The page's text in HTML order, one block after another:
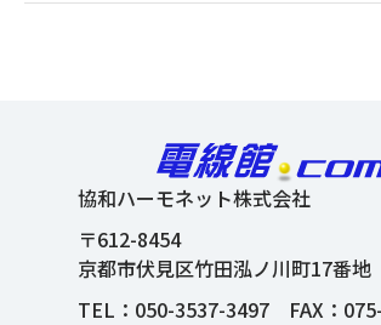
協和ハーモネット株式会社
〒612-8454
京都市伏見区竹田泓ノ川町17番地
TEL： 050-3537-3497FAX：